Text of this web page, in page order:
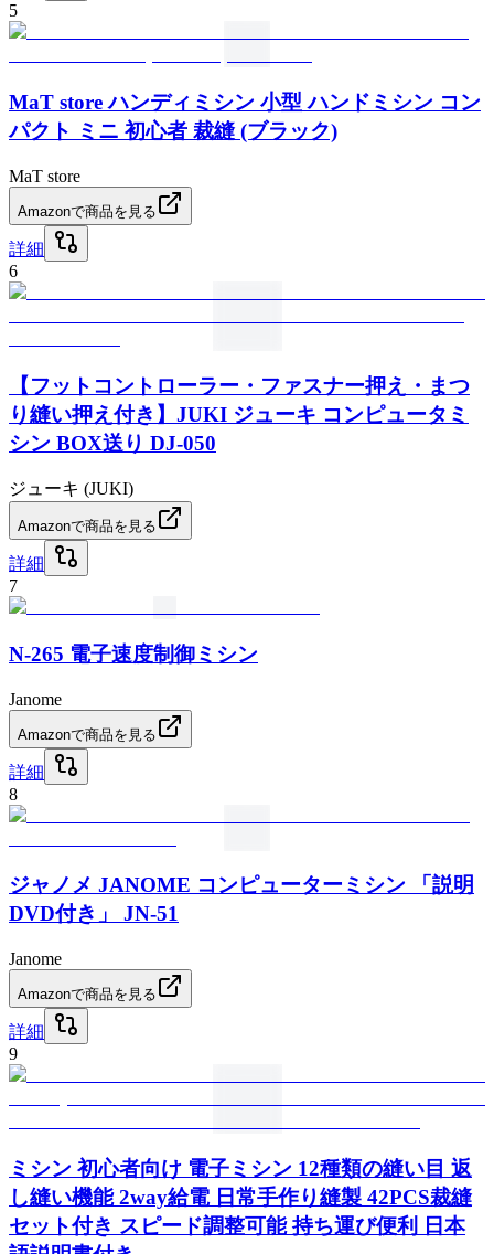
5
MaT store ハンディミシン 小型 ハンドミシン コン
パクト ミニ 初心者 裁縫 (ブラック)
MaT store
Amazonで商品を見る
詳細
6
【フットコントローラー・ファスナー押え・まつ
り縫い押え付き】JUKI ジューキ コンピュータミ
シン BOX送り DJ-050
ジューキ (JUKI)
Amazonで商品を見る
詳細
7
N-265 電子速度制御ミシン
Janome
Amazonで商品を見る
詳細
8
ジャノメ JANOME コンピューターミシン 「説明
DVD付き」 JN-51
Janome
Amazonで商品を見る
詳細
9
ミシン 初心者向け 電子ミシン 12種類の縫い目 返
し縫い機能 2way給電 日常手作り縫製 42PCS裁縫
セット付き スピード調整可能 持ち運び便利 日本